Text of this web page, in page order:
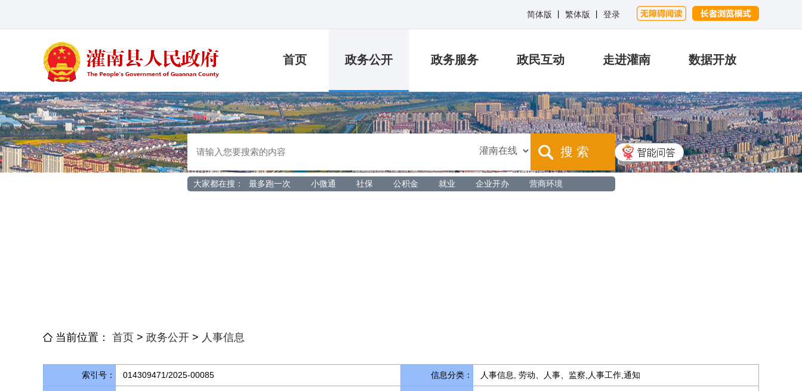
简体版 繁体版 登录
首页 政务公开 政务服务 政民互动 走进灌南 数据开放
搜 索
大家都在搜： 最多跑一次 小微通 社保 公积金 就业 企业开办 营商环境
当前位置： 首页 > 政务公开 > 人事信息
索引号： 014309471/2025-00085 信息分类： 人事信息, 劳动、人事、监察,人事工作,通知